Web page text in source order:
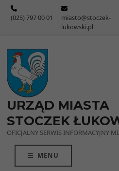
(025) 797 00 01
miasto@stoczek-
lukowski.pl
URZĄD MIASTA
STOCZEK
OFICJALNY SERWIS INFORMACYJNY
MENU